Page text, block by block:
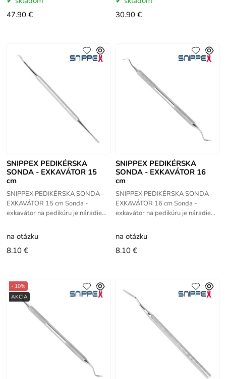
o zdravé a
47.90 €
30.90 €
SNIPPEX PEDIKÉRSKA
SONDA - EXKAVÁTOR 15
cm
SNIPPEX PEDIKÉRSKA SONDA -
EXKAVÁTOR 15 cm Sonda -
exkavátor na pedikúru je náradie
tvarovaná aby pohodlne sadlo do
dlane,
na otázku
8.10 €
SNIPPEX PEDIKÉRSKA
SONDA - EXKAVÁTOR 16
cm
SNIPPEX PEDIKÉRSKA SONDA -
EXKAVÁTOR 16 cm Sonda -
exkavátor na pedikúru je náradie
tvarovaná aby pohodlne sadlo do
dlane,
na otázku
8.10 €
- 10%
AKCIA